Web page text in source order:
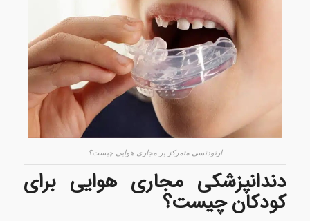
ارتودنسی متمرکز بر مجاری هوایی چیست؟
دندانپزشکی مجاری هوایی برای
کودکان چیست؟